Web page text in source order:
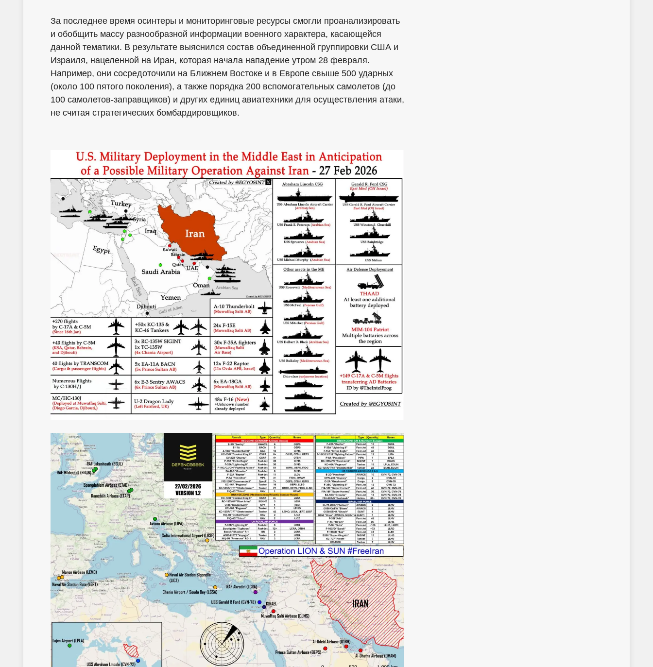
За последнее время осинтеры и мониторинговые ресурсы смогли проанализировать
и обобщить массу разнообразной информации военного характера, касающейся
данной тематики. В результате выяснился состав объединенной группировки США и
Израиля, нацеленной на Иран, которая начала нападение утром 28 февраля.
Например, они сосредоточили на Ближнем Востоке и в Европе свыше 500 ударных
(около 100 пятого поколения), а также порядка 200 вспомогательных самолетов (до
100 самолетов-заправщиков) и других единиц авиатехники для осуществления атаки,
не считая стратегических бомбардировщиков.